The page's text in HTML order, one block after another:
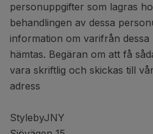
personuppgifter som lagras
behandlingen av dessa
information om varifrån
hämtas. Begäran om att få
vara skriftlig och skickas till
adress
StylebyJNY